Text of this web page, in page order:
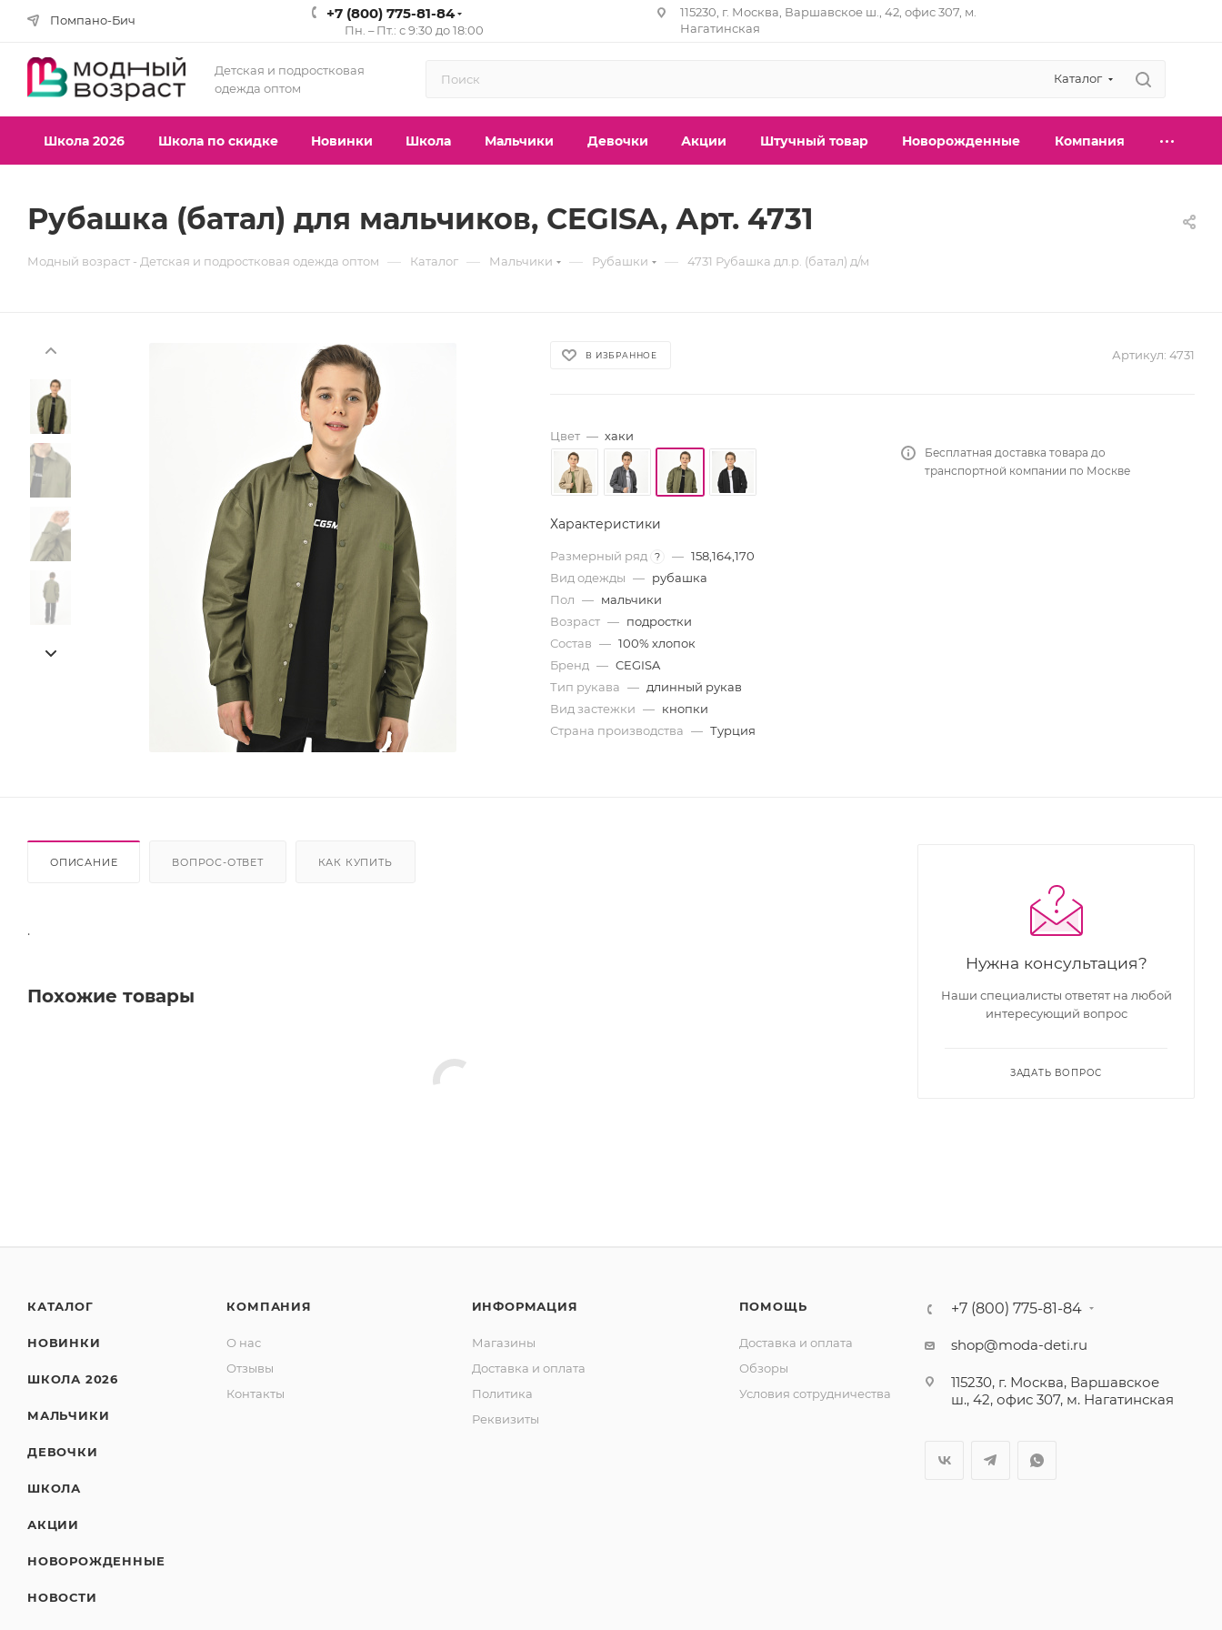
Помпано-Бич +7 (800) 775-81-84
Пн. – Пт.: с 9:30 до 18:00
115230, г. Москва, Варшавское ш., 42, офис 307, м.
Нагатинская
Детская и подростковая
одежда оптом
Каталог
Школа 2026 Школа по скидке Новинки Школа Мальчики Девочки Акции Штучный товар Новорожденные Компания
Рубашка (батал) для мальчиков, CEGISA, Арт. 4731
Модный возраст - Детская и подростковая одежда оптом — Каталог — Мальчики — Рубашки — 4731 Рубашка дл.р. (батал) д/м
В ИЗБРАННОЕ Артикул: 4731
Цвет — хаки
Характеристики
Размерный ряд ? — 158,164,170
Вид одежды — рубашка
Пол — мальчики
Возраст — подростки
Состав — 100% хлопок
Бренд — CEGISA
Тип рукава — длинный рукав
Вид застежки — кнопки
Страна производства — Турция
Бесплатная доставка товара до
транспортной компании по Москве
ОПИСАНИЕ ВОПРОС-ОТВЕТ КАК КУПИТЬ
.
Похожие товары
Нужна консультация?
Наши специалисты ответят на любой
интересующий вопрос
ЗАДАТЬ ВОПРОС
КАТАЛОГ
НОВИНКИ
ШКОЛА 2026
МАЛЬЧИКИ
ДЕВОЧКИ
ШКОЛА
АКЦИИ
НОВОРОЖДЕННЫЕ
НОВОСТИ
КОМПАНИЯ
О нас
Отзывы
Контакты
ИНФОРМАЦИЯ
Магазины
Доставка и оплата
Политика
Реквизиты
ПОМОЩЬ
Доставка и оплата
Обзоры
Условия сотрудничества
+7 (800) 775-81-84
shop@moda-deti.ru
115230, г. Москва, Варшавское
ш., 42, офис 307, м. Нагатинская